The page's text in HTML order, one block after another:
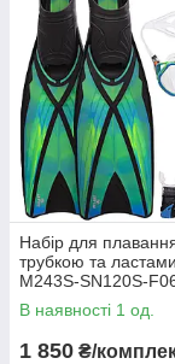
Набір для
трубкою та
M243S-SN120S-
В наявності 1 од.
1 850 ₴/